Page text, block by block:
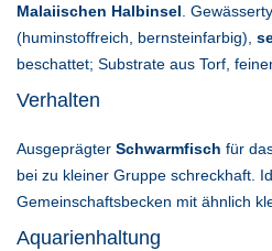
Malaiischen Halbinsel.
(huminstoffreich, bernsteinfarbig),
beschattet; Substrate aus Torf,
Verhalten
Ausgeprägter Schwarmfisch für
bei zu kleiner Gruppe schreckhaft.
Gemeinschaftsbecken mit ähnlich
Aquarienhaltung